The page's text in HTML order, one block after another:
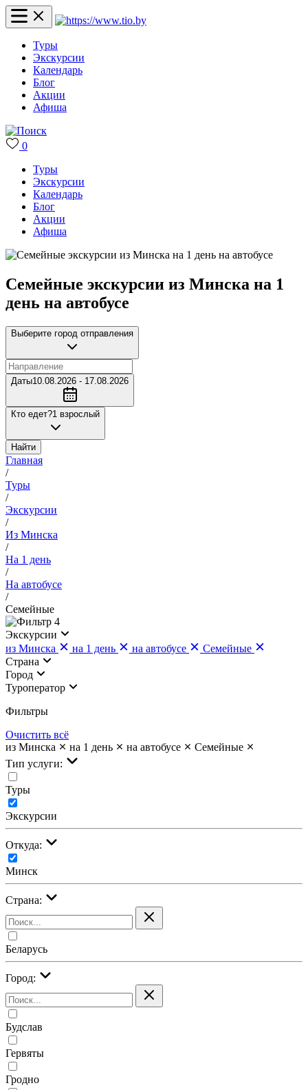
Туры
Экскурсии
Календарь
Блог
Акции
Афиша
0
Туры
Экскурсии
Календарь
Блог
Акции
Афиша
Семейные экскурсии из Минска на 1
день на автобусе
Выберите город отправления
Даты10.08.2026 - 17.08.2026
Кто едет?1 взрослый
Найти
Главная
/
Туры
/
Экскурсии
/
Из Минска
/
На 1 день
/
На автобусе
/
Семейные
4
Экскурсии
из Минска
на 1 день на автобусе
Семейные
Страна
Город
Туроператор
Фильтры
Очистить всё
из Минска
на 1 день на автобусе
Семейные
Тип услуги:
Туры
Экскурсии
Откуда:
Минск
Страна:
Беларусь
Город:
Будслав
Гервяты
Гродно